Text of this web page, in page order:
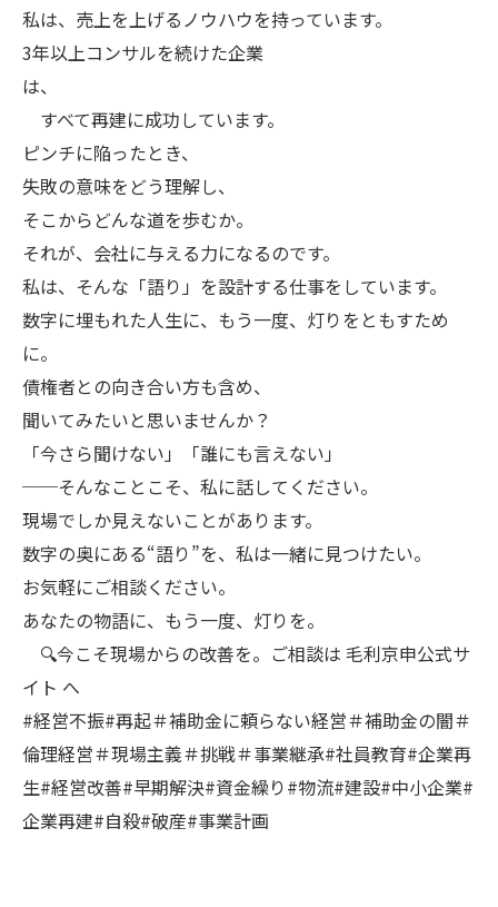
私は、売上を上げるノウハウを持っています。
3年以上コンサルを続けた企業
は、
すべて再建に成功しています。
ピンチに陥ったとき、
失敗の意味をどう理解し、
そこからどんな道を歩むか。
それが、会社に与える力になるのです。
私は、そんな「語り」を設計する仕事をしています。
数字に埋もれた人生に、もう一度、灯りをともすため
に。
債権者との向き合い方も含め、
聞いてみたいと思いませんか？
「今さら聞けない」「誰にも言えない」
──そんなことこそ、私に話してください。
現場でしか見えないことがあります。
数字の奥にある“語り”を、私は一緒に見つけたい。
お気軽にご相談ください。
あなたの物語に、もう一度、灯りを。
🔍今こそ現場からの改善を。ご相談は 毛利京申公式サ
イト へ
#経営不振#再起＃補助金に頼らない経営＃補助金の闇＃
倫理経営＃現場主義＃挑戦＃事業継承#社員教育#企業再
生#経営改善#早期解決#資金繰り#物流#建設#中小企業#
企業再建#自殺#破産#事業計画